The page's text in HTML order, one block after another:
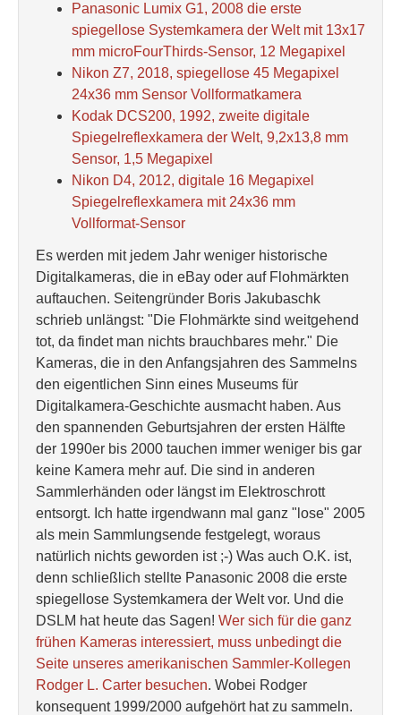
Panasonic Lumix G1, 2008 die erste
spiegellose Systemkamera der Welt mit 13x17
mm microFourThirds-Sensor, 12 Megapixel
Nikon Z7, 2018, spiegellose 45 Megapixel
24x36 mm Sensor Vollformatkamera
Kodak DCS200, 1992, zweite digitale
Spiegelreflexkamera der Welt, 9,2x13,8 mm
Sensor, 1,5 Megapixel
Nikon D4, 2012, digitale 16 Megapixel
Spiegelreflexkamera mit 24x36 mm
Vollformat-Sensor
Es werden mit jedem Jahr weniger historische
Digitalkameras, die in eBay oder auf Flohmärkten
auftauchen. Seitengründer Boris Jakubaschk
schrieb unlängst: "Die Flohmärkte sind weitgehend
tot, da findet man nichts brauchbares mehr." Die
Kameras, die in den Anfangsjahren des Sammelns
den eigentlichen Sinn eines Museums für
Digitalkamera-Geschichte ausmacht haben. Aus
den spannenden Geburtsjahren der ersten Hälfte
der 1990er bis 2000 tauchen immer weniger bis gar
keine Kamera mehr auf. Die sind in anderen
Sammlerhänden oder längst im Elektroschrott
entsorgt. Ich hatte irgendwann mal ganz "lose" 2005
als mein Sammlungsende festgelegt, woraus
natürlich nichts geworden ist ;-) Was auch O.K. ist,
denn schließlich stellte Panasonic 2008 die erste
spiegellose Systemkamera der Welt vor. Und die
DSLM hat heute das Sagen! Wer sich für die ganz
frühen Kameras interessiert, muss unbedingt die
Seite unseres amerikanischen Sammler-Kollegen
Rodger L. Carter besuchen. Wobei Rodger
konsequent 1999/2000 aufgehört hat zu sammeln.